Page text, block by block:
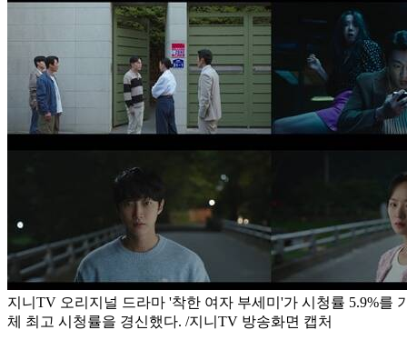
지니TV 오리지널 드라마 '착한 여자 부세미'가 시청률 5.9%를
체 최고 시청률을 경신했다. /지니TV 방송화면 캡처